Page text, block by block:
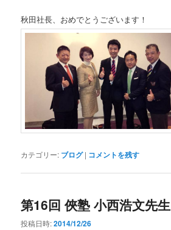
秋田社長、おめでとうございます！
カテゴリー: ブログ | コメントを残す
第16回 俠塾 小西浩文先生
投稿日時:2014/12/26